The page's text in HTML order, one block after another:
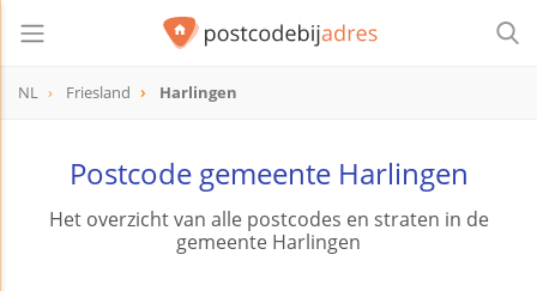
NL Friesland Harlingen
Postcode gemeente Harlingen
Het overzicht van alle postcodes en straten in de
gemeente Harlingen